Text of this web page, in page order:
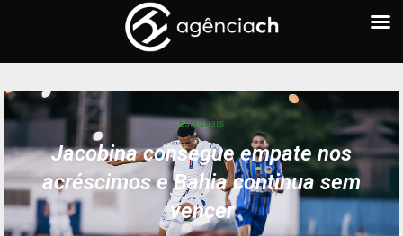
Estaduais
Jacobina consegue empate nos
acréscimos e Bahia continua sem
vencer